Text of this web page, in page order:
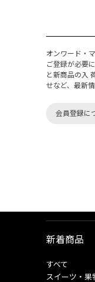
オンワード・
ご登録が必要
と新商品の入
せなど、最新
会員登録に
新着商品
すべて
スイーツ・果